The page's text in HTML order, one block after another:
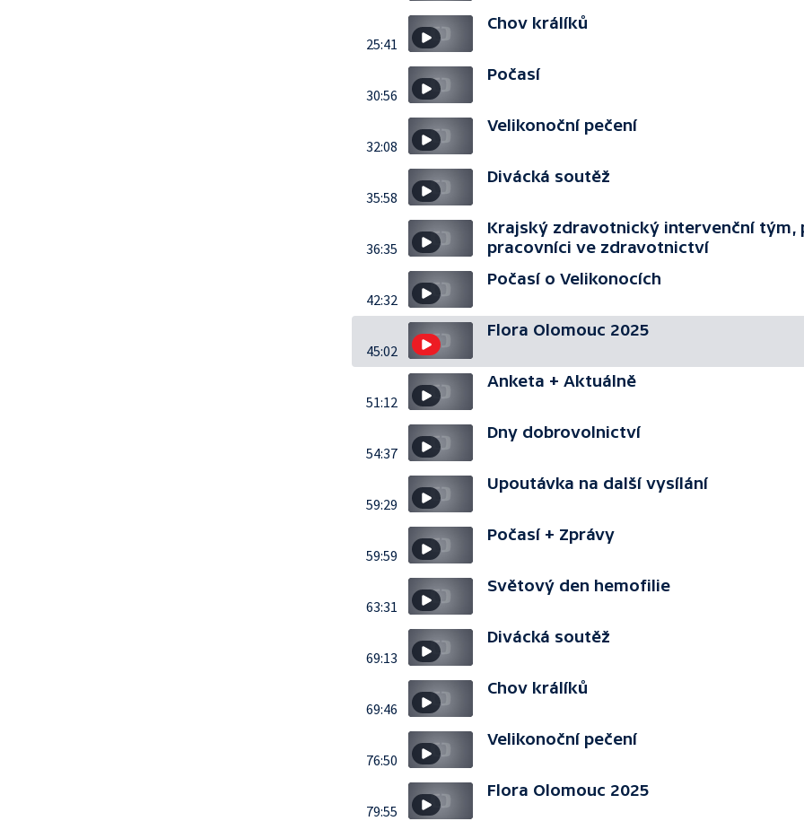
25:41
Chov králíků
30:56
Počasí
32:08
Velikonoční pečení
35:58
Divácká soutěž
36:35
Krajský zdravotnický intervenční tým,
pracovníci ve zdravotnictví
42:32
Počasí o Velikonocích
45:02
Flora Olomouc 2025
51:12
Anketa + Aktuálně
54:37
Dny dobrovolnictví
59:29
Upoutávka na další vysílání
59:59
Počasí + Zprávy
63:31
Světový den hemofilie
69:13
Divácká soutěž
69:46
Chov králíků
76:50
Velikonoční pečení
79:55
Flora Olomouc 2025